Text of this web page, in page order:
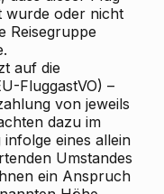
wurde oder nicht
Reisegruppe
auf die
FluggastVO) –
von jeweils
dazu im
eines allein
Umstandes
ein Anspruch